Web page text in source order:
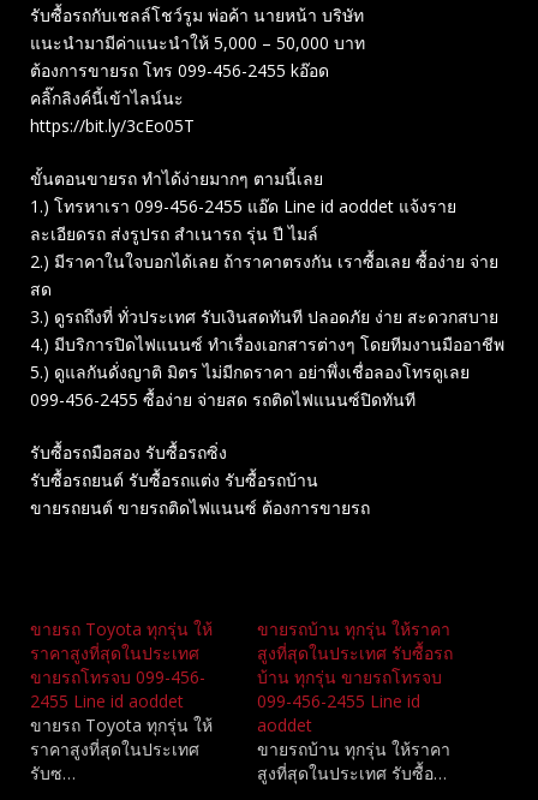
รับซื้อรถกับเชลล์โชว์รูม พ่อค้า นายหน้า บริษัท
แนะนำมามีค่าแนะนำให้ 5,000 – 50,000 บาท
ต้องการขายรถ โทร 099-456-2455 kอ๊อด
คลิ๊กลิงค์นี้เข้าไลน์นะ
https://bit.ly/3cEo05T
ขั้นตอนขายรถ ทำได้ง่ายมากๆ ตามนี้เลย
1.) โทรหาเรา 099-456-2455 แอ๊ด Line id aoddet แจ้งราย
ละเอียดรถ ส่งรูปรถ สำเนารถ รุ่น ปี ไมล์
2.) มีราคาในใจบอกได้เลย ถ้าราคาตรงกัน เราซื้อเลย ซื้อง่าย จ่าย
สด
3.) ดูรถถึงที่ ทั่วประเทศ รับเงินสดทันที ปลอดภัย ง่าย สะดวกสบาย
4.) มีบริการปิดไฟแนนซ์ ทำเรื่องเอกสารต่างๆ โดยทีมงานมืออาชีพ
5.) ดูแลกันดั่งญาติ มิตร ไม่มีกดราคา อย่าพึ่งเชื่อลองโทรดูเลย
099-456-2455 ซื้อง่าย จ่ายสด รถติดไฟแนนซ์ปิดทันที
รับซื้อรถมือสอง รับซื้อรถซิ่ง
รับซื้อรถยนต์ รับซื้อรถแต่ง รับซื้อรถบ้าน
ขายรถยนต์ ขายรถติดไฟแนนซ์ ต้องการขายรถ
ขายรถ Toyota ทุกรุ่น ให้
ราคาสูงที่สุดในประเทศ
ขายรถโทรจบ 099-456-
2455 Line id aoddet
ขายรถ Toyota ทุกรุ่น ให้
ราคาสูงที่สุดในประเทศ
รับซ…
ขายรถบ้าน ทุกรุ่น ให้ราคา
สูงที่สุดในประเทศ รับซื้อรถ
บ้าน ทุกรุ่น ขายรถโทรจบ
099-456-2455 Line id
aoddet
ขายรถบ้าน ทุกรุ่น ให้ราคา
สูงที่สุดในประเทศ รับซื้อ…